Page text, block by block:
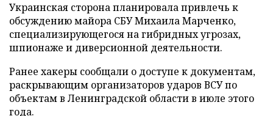
Украинская сторона планировала привлечь к
обсуждению майора СБУ Михаила Марченко,
специализирующегося на гибридных угрозах,
шпионаже и диверсионной деятельности.
Ранее хакеры сообщали о доступе к документам,
раскрывающим организаторов ударов ВСУ по
объектам в Ленинградской области в июле этого
года.